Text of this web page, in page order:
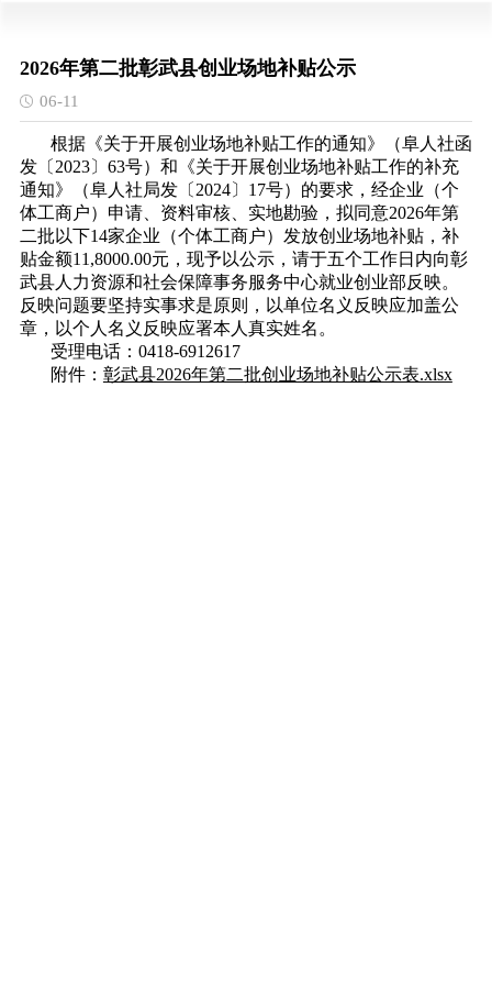
2026年第二批彰武县创业场地补贴公示
06-11
根据《关于开展创业场地补贴工作的通知》（阜人社函
发〔2023〕63号）和《关于开展创业场地补贴工作的补充
通知》（阜人社局发〔2024〕17号）的要求，经企业（个
体工商户）申请、资料审核、实地勘验，拟同意2026年第
二批以下14家企业（个体工商户）发放创业场地补贴，补
贴金额11,8000.00元，现予以公示，请于五个工作日内向彰
武县人力资源和社会保障事务服务中心就业创业部反映。
反映问题要坚持实事求是原则，以单位名义反映应加盖公
章，以个人名义反映应署本人真实姓名。
受理电话：0418-6912617
附件： 彰武县2026年第二批创业场地补贴公示表.xlsx